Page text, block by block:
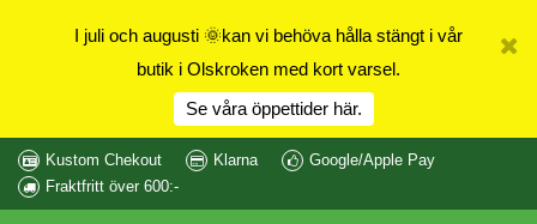
I juli och augusti 🌞kan vi behöva hålla stängt i vår
butik i Olskroken med kort varsel.
Se våra öppettider här.
Kustom Chekout Klarna
Google/Apple Pay
Fraktfritt över 600:-